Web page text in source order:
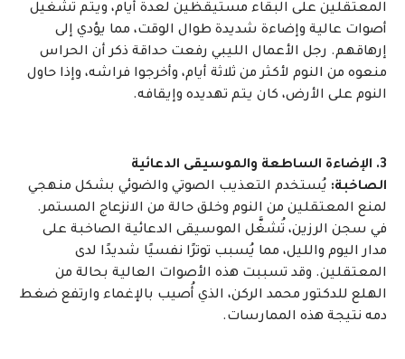
المعتقلين على البقاء مستيقظين لعدة أيام، ويتم تشغيل
أصوات عالية وإضاءة شديدة طوال الوقت، مما يؤدي إلى
إرهاقهم. رجل الأعمال الليبي رفعت حداقة ذكر أن الحراس
منعوه من النوم لأكثر من ثلاثة أيام، وأخرجوا فراشه، وإذا حاول
النوم على الأرض، كان يتم تهديده وإيقافه.
3. الإضاءة الساطعة والموسيقى الدعائية
الصاخبة: يُستخدم التعذيب الصوتي والضوئي بشكل منهجي
لمنع المعتقلين من النوم وخلق حالة من الانزعاج المستمر.
في سجن الرزين، تُشغَّل الموسيقى الدعائية الصاخبة على
مدار اليوم والليل، مما يُسبب توترًا نفسيًا شديدًا لدى
المعتقلين. وقد تسببت هذه الأصوات العالية بحالة من
الهلع للدكتور محمد الركن، الذي أُصيب بالإغماء وارتفع ضغط
دمه نتيجة هذه الممارسات.